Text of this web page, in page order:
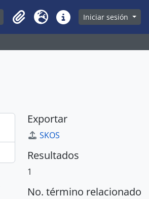
Search in browse page
Clipboard
Idioma Enlaces rápidos
Iniciar sesión
Exportar
SKOS
Resultados
1
No. término relacionado